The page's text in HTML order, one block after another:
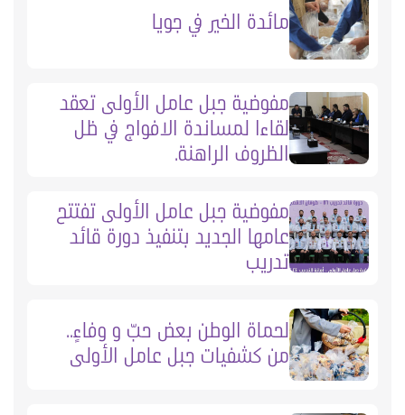
مائدة الخير في جويا
مفوضية جبل عامل الأولى تعقد
لقاءا لمساندة الافواج في ظل
الظروف الراهنة.
مفوضية جبل عامل الأولى تفتتح
عامها الجديد بتنفيذ دورة قائد
تدريب
لحماة الوطن بعض حبّ و وفاءٍ..
من كشفيات جبل عامل الأولى